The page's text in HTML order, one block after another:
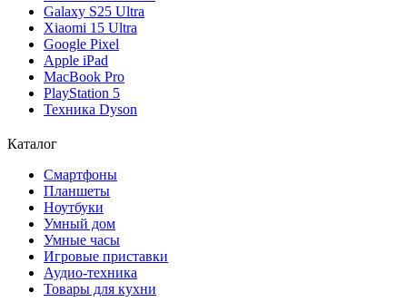
Galaxy S25 Ultra
Xiaomi 15 Ultra
Google Pixel
Apple iPad
MacBook Pro
PlayStation 5
Техника Dyson
Каталог
Смартфоны
Планшеты
Ноутбуки
Умный дом
Умные часы
Игровые приставки
Аудио-техника
Товары для кухни